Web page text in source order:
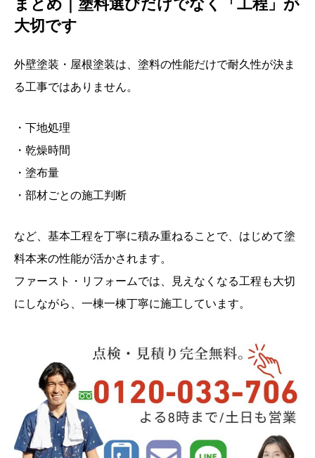
まとめ｜塗料選びだけでなく「工程」が
大切です
外壁塗装・屋根塗装は、塗料の性能だけで耐久性が決ま
る工事ではありません。
・下地処理
・乾燥時間
・塗布量
・部材ごとの施工判断
など、基本工程を丁寧に積み重ねることで、はじめて塗
料本来の性能が活かされます。
ファースト・リフォームでは、見えなくなる工程も大切
にしながら、一棟一棟丁寧に施工しています。